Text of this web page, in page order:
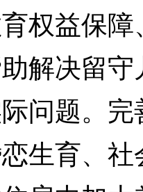
权益保
解决留
问题。
生育、